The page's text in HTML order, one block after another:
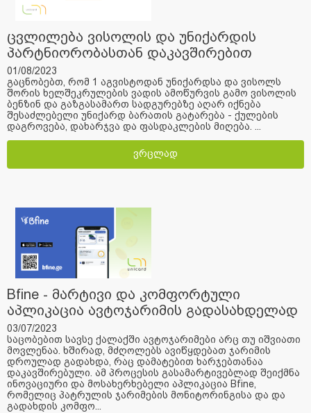
ცვლილება ვისოლის და უნიქარდის
პარტნიორობასთან დაკავშირებით
01/08/2023
გაცნობებთ, რომ 1 აგვისტოდან უნიქარდსა და ვისოლს
შორის ხელშეკრულების ვადის ამოწურვის გამო ვისოლის
ბენზინ და გაზგასამართ სადგურებზე აღარ იქნება
შესაძლებელი უნიქარდ ბარათის გატარება - ქულების
დაგროვება, დახარჯვა და ფასდაკლების მიღება. ...
ვრცლად
Bfine - მარტივი და კომფორტული
აპლიკაცია ავტოჯარიმის გადასახდელად
03/07/2023
საცობებით სავსე ქალაქში ავტოჯარიმები არც თუ იშვიათი
მოვლენაა. ხშირად, მძღოლებს ავიწყდებათ ჯარიმის
დროულად გადახდა, რაც დამატებით ხარჯებთანაა
დაკავშირებული. ამ პროცესის გასამარტივებლად შეიქმნა
ინოვაციური და მოსახერხებელი აპლიკაცია Bfine,
რომელიც პატრულის ჯარიმების მონიტორინგისა და და
გადახდის კომფო...